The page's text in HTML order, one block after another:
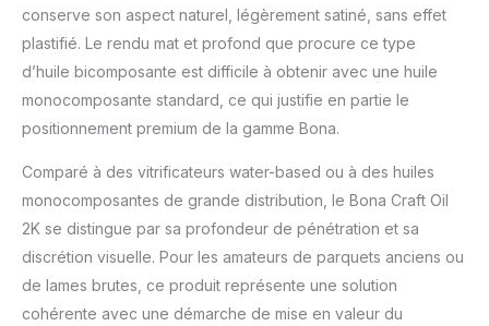
conserve son aspect naturel, légèrement satiné, sans effet
plastifié. Le rendu mat et profond que procure ce type
d’huile bicomposante est difficile à obtenir avec une huile
monocomposante standard, ce qui justifie en partie le
positionnement premium de la gamme Bona.
Comparé à des vitrificateurs water-based ou à des huiles
monocomposantes de grande distribution, le Bona Craft Oil
2K se distingue par sa profondeur de pénétration et sa
discrétion visuelle. Pour les amateurs de parquets anciens ou
de lames brutes, ce produit représente une solution
cohérente avec une démarche de mise en valeur du